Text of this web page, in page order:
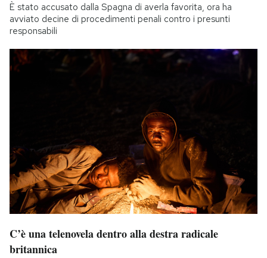
È stato accusato dalla Spagna di averla favorita, ora ha
avviato decine di procedimenti penali contro i presunti
responsabili
C’è una telenovela dentro alla destra radicale
britannica